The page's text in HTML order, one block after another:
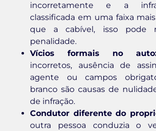
incorretamente e a
classificada em uma faixa
que a cabível, isso pode
penalidade.
Vícios formais no
incorretos, ausência de
agente ou campos
branco são causas de
de infração.
Condutor diferente do
outra pessoa conduzia o